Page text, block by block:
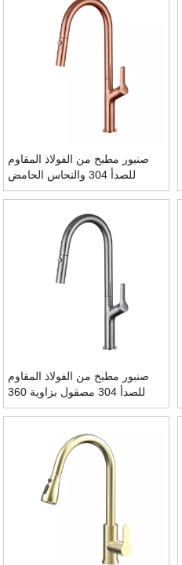
صنبور مطبخ من الفولاذ المقاوم
للصدأ 304 والنحاس الحامض
والذهبي الوردي بزاوية 360 درجة
صنبور مطبخ من الفولاذ المقاوم
للصدأ 304 مصقول بزاوية 360
درجة مع بخاخ منسدل